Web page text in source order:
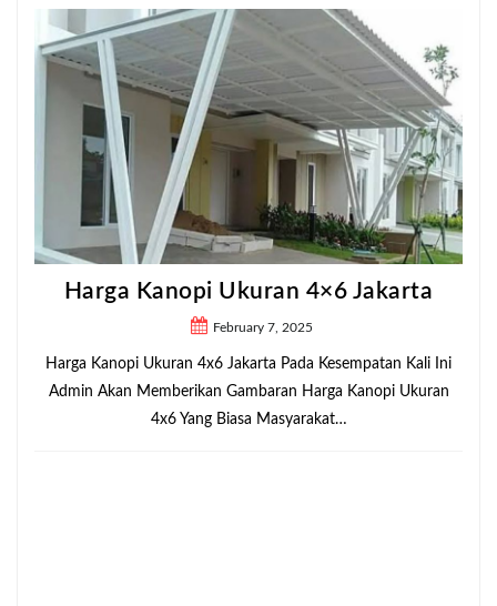
Harga Kanopi Ukuran 4×6 Jakarta
February 7, 2025
Harga Kanopi Ukuran 4x6 Jakarta Pada Kesempatan Kali Ini
Admin Akan Memberikan Gambaran Harga Kanopi Ukuran
4x6 Yang Biasa Masyarakat…